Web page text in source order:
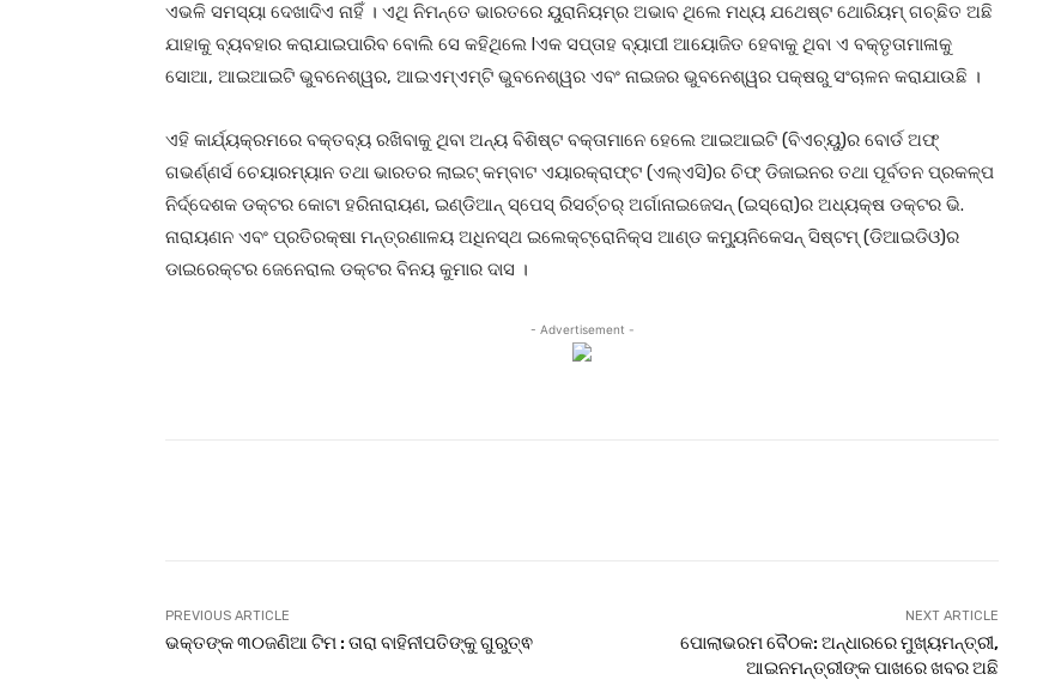
ଏଭଳି ସମସ୍ୟା ଦେଖାଦିଏ ନାହିଁ । ଏଥି ନିମନ୍ତେ ଭାରତରେ ୟୁରାନିୟମ୍‌ର ଅଭାବ ଥିଲେ ମଧ୍ୟ ଯଥେଷ୍ଟ ଥୋରିୟମ୍ ଗଚ୍ଛିତ ଅଛି
ଯାହାକୁ ବ୍ୟବହାର କରାଯାଇପାରିବ ବୋଲି ସେ କହିଥିଲେ lଏକ ସପ୍ତାହ ବ୍ୟାପୀ ଆୟୋଜିତ ହେବାକୁ ଥିବା ଏ ବକ୍ତୃତାମାଳାକୁ
ସୋଆ, ଆଇଆଇଟି ଭୁବନେଶ୍ୱର, ଆଇଏମ୍‌ଏମ୍‌ଟି ଭୁବନେଶ୍ୱର ଏବଂ ନାଇଜର ଭୁବନେଶ୍ୱର ପକ୍ଷରୁ ସଂଚାଳନ କରାଯାଉଛି ।
ଏହି କାର୍ଯ୍ୟକ୍ରମରେ ବକ୍ତବ୍ୟ ରଖିବାକୁ ଥିବା ଅନ୍ୟ ବିଶିଷ୍ଟ ବକ୍ତାମାନେ ହେଲେ ଆଇଆଇଟି (ବିଏଚ୍‌ୟୁ)ର ବୋର୍ଡ ଅଫ୍
ଗଭର୍ଣ୍ଣର୍ସ ଚେୟାରମ୍ୟାନ ତଥା ଭାରତର ଲାଇଟ୍ କମ୍ବାଟ ଏୟାରକ୍ରାଫ୍‌ଟ (ଏଲ୍‌ଏସି)ର ଚିଫ୍ ଡିଜାଇନର ତଥା ପୂର୍ବତନ ପ୍ରକଳ୍ପ
ନିର୍ଦ୍ଦେଶକ ଡକ୍ଟର କୋଟା ହରିନାରାୟଣ, ଇଣ୍ଡିଆନ୍ ସ୍ପେସ୍ ରିସର୍ଚ୍ଚର୍ ଅର୍ଗାନାଇଜେସନ୍ (ଇସ୍ରୋ)ର ଅଧ୍ୟକ୍ଷ ଡକ୍ଟର ଭି.
ନାରାୟଣନ ଏବଂ ପ୍ରତିରକ୍ଷା ମନ୍ତ୍ରଣାଳୟ ଅଧିନସ୍ଥ ଇଲେକ୍ଟ୍ରୋନିକ୍ସ ଆଣ୍ଡ କମ୍ୟୁନିକେସନ୍ ସିଷ୍ଟମ୍ (ଡିଆଇଡିଓ)ର
ଡାଇରେକ୍ଟର ଜେନେରାଲ ଡକ୍ଟର ବିନୟ କୁମାର ଦାସ ।
- Advertisement -
PREVIOUS ARTICLE
ଭକ୍ତଙ୍କ ୩୦ଜଣିଆ ଟିମ : ତାରା ବାହିନୀପତିଙ୍କୁ ଗୁରୁତ୍ଵ
NEXT ARTICLE
ପୋଲାଭରମ ବୈଠକ: ଅନ୍ଧାରରେ ମୁଖ୍ୟମନ୍ତ୍ରୀ,
ଆଇନମନ୍ତ୍ରୀଙ୍କ ପାଖରେ ଖବର ଅଛି